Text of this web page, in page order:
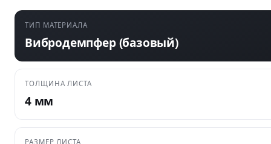
ТИП МАТЕРИАЛА
Вибродемпфер (базовый)
ТОЛЩИНА ЛИСТА
4 мм
РАЗМЕР ЛИСТА